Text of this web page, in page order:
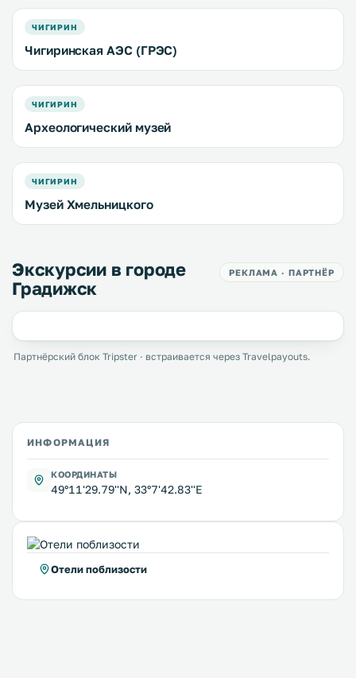
ЧИГИРИН
Чигиринская АЭС (ГРЭС)
ЧИГИРИН
Археологический музей
ЧИГИРИН
Музей Хмельницкого
Экскурсии в городе
Градижск
РЕКЛАМА · ПАРТНЁР
Партнёрский блок Tripster · встраивается через Travelpayouts.
ИНФОРМАЦИЯ
КООРДИНАТЫ
49°11'29.79''N, 33°7'42.83''E
Отели поблизости